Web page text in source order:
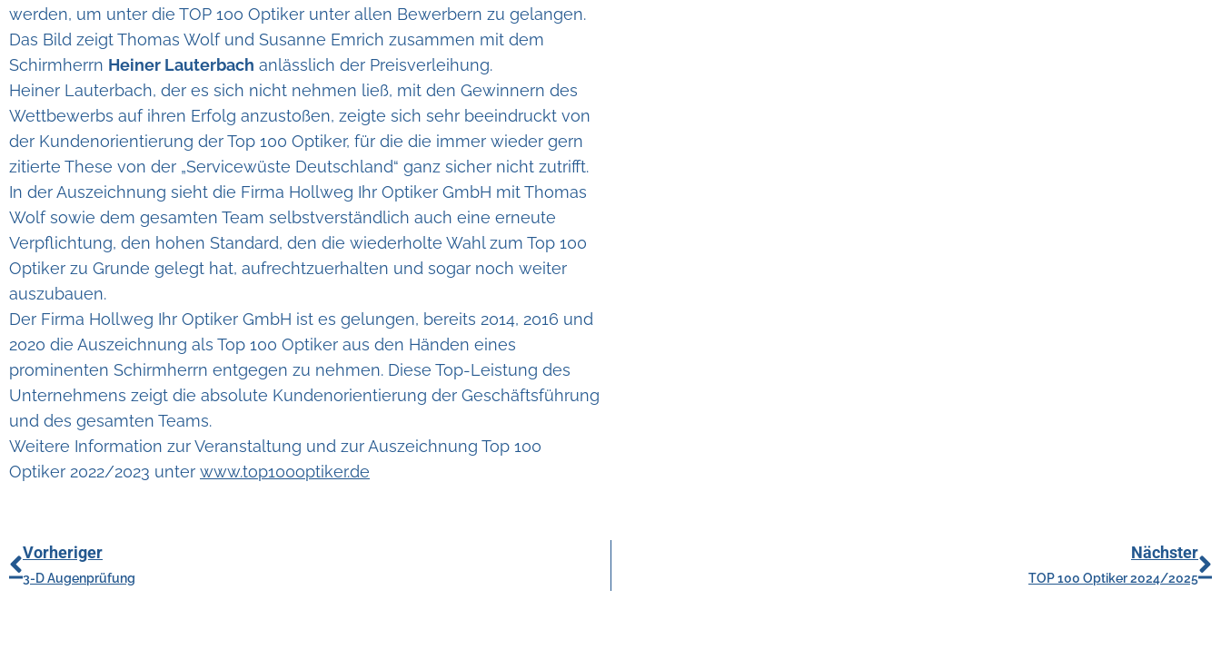
werden, um unter die TOP 100 Optiker unter allen Bewerbern zu gelangen.
Das Bild zeigt Thomas Wolf und Susanne Emrich zusammen mit dem
Schirmherrn Heiner Lauterbach anlässlich der Preisverleihung.
Heiner Lauterbach, der es sich nicht nehmen ließ, mit den Gewinnern des
Wettbewerbs auf ihren Erfolg anzustoßen, zeigte sich sehr beeindruckt von
der Kundenorientierung der Top 100 Optiker, für die die immer wieder gern
zitierte These von der „Servicewüste Deutschland“ ganz sicher nicht zutrifft.
In der Auszeichnung sieht die Firma Hollweg Ihr Optiker GmbH mit Thomas
Wolf sowie dem gesamten Team selbstverständlich auch eine erneute
Verpflichtung, den hohen Standard, den die wiederholte Wahl zum Top 100
Optiker zu Grunde gelegt hat, aufrechtzuerhalten und sogar noch weiter
auszubauen.
Der Firma Hollweg Ihr Optiker GmbH ist es gelungen, bereits 2014, 2016 und
2020 die Auszeichnung als Top 100 Optiker aus den Händen eines
prominenten Schirmherrn entgegen zu nehmen. Diese Top-Leistung des
Unternehmens zeigt die absolute Kundenorientierung der Geschäftsführung
und des gesamten Teams.
Weitere Information zur Veranstaltung und zur Auszeichnung Top 100
Optiker 2022/2023 unter www.top100optiker.de
Vorheriger
3-D Augenprüfung
Nächster
TOP 100 Optiker 2024/2025